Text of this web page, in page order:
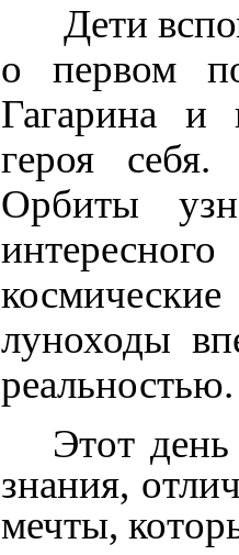
Дети
о первом
Гагарина и
героя себя.
Орбиты
луноходы
реальностью.
Этот
знания,
мечты,